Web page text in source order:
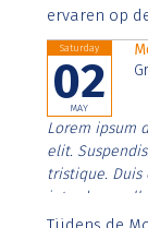
ervaren op
Saturday
02
MAY
Lorem ipsum
elit.
tristique. Duis
interdum
Aenean